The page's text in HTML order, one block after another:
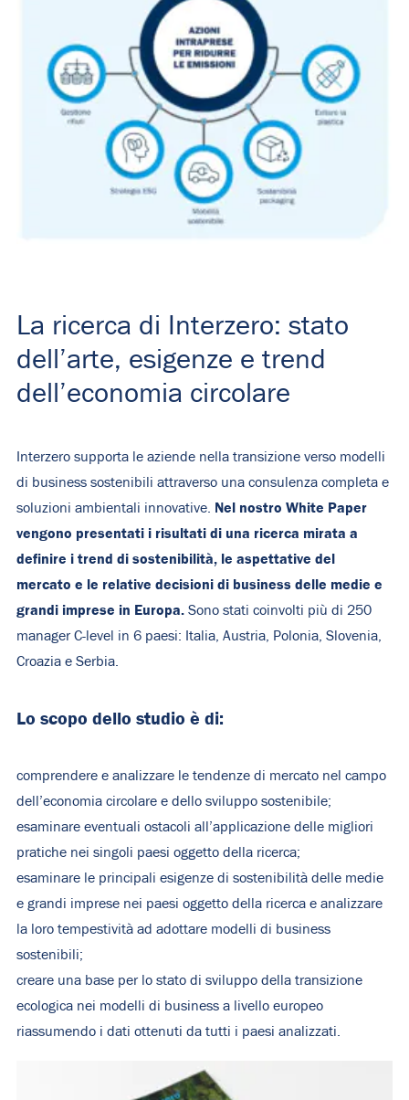
La ricerca di Interzero: stato
dell’arte, esigenze e trend
dell’economia circolare
Interzero supporta le aziende nella transizione verso modelli
di business sostenibili attraverso una consulenza completa e
soluzioni ambientali innovative. Nel nostro White Paper
vengono presentati i risultati di una ricerca mirata a
definire i trend di sostenibilità, le aspettative del
mercato e le relative decisioni di business delle medie e
grandi imprese in Europa. Sono stati coinvolti più di 250
manager C-level in 6 paesi: Italia, Austria, Polonia, Slovenia,
Croazia e Serbia.
Lo scopo dello studio è di:
comprendere e analizzare le tendenze di mercato nel campo
dell’economia circolare e dello sviluppo sostenibile;
esaminare eventuali ostacoli all’applicazione delle migliori
pratiche nei singoli paesi oggetto della ricerca;
esaminare le principali esigenze di sostenibilità delle medie
e grandi imprese nei paesi oggetto della ricerca e analizzare
la loro tempestività ad adottare modelli di business
sostenibili;
creare una base per lo stato di sviluppo della transizione
ecologica nei modelli di business a livello europeo
riassumendo i dati ottenuti da tutti i paesi analizzati.